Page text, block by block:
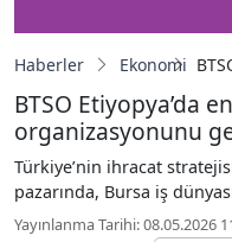
Haberler Ekonomi
BTSO Etiyopya’da
organizasyonunu
Türkiye’nin ihracat
pazarında, Bursa iş
Yayınlanma Tarihi: 08.05.2026